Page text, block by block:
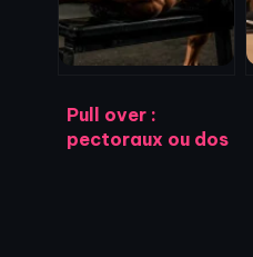
Pull over :
pectoraux ou dos